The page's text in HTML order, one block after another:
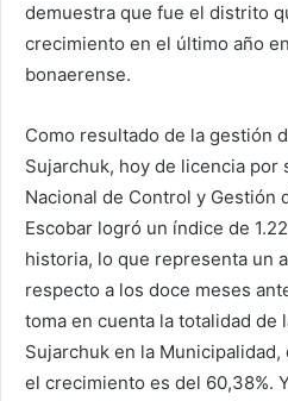
demuestra que fue el distrito
crecimiento en el último año
bonaerense.
Como resultado de la gestión
Sujarchuk, hoy de licencia
Nacional de Control y Gestión
Escobar logró un índice de
historia, lo que representa un
respecto a los doce meses
toma en cuenta la totalidad de
Sujarchuk en la
el crecimiento es del 60,38%.